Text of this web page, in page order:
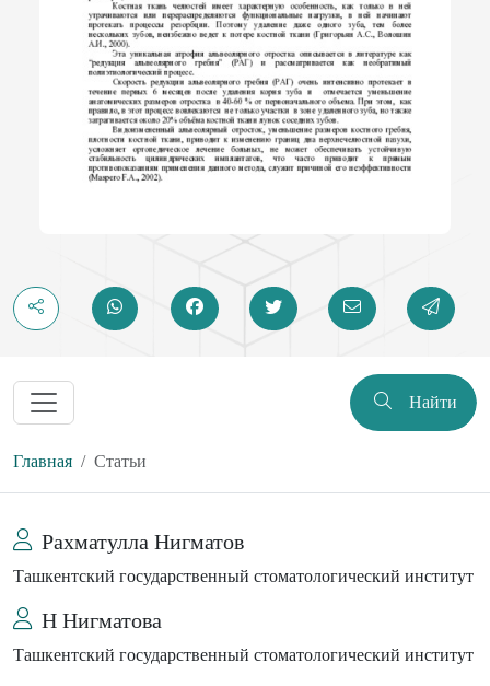
Найти
Главная Статьи
Рахматулла Нигматов
Ташкентский государственный стоматологический институт
Н Нигматова
Ташкентский государственный стоматологический институт